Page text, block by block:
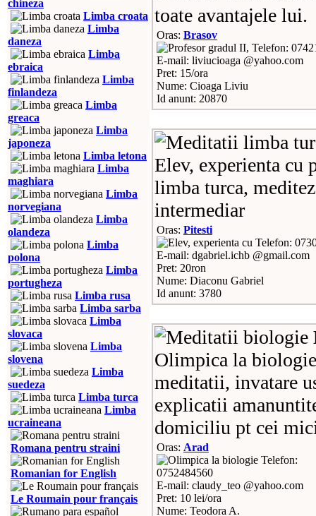
chineza
Limba croata
Limba
daneza
Limba
ebraica
Limba
finlandeza
Limba
greaca
Limba
japoneza
Limba letona
Limba
maghiara
Limba
norvegiana
Limba
olandeza
Limba
polona
Limba
portugheza
Limba rusa
Limba sarba
Limba
slovaca
Limba
slovena
Limba
suedeza
Limba turca
Limba
ucraineana
Romana pentru straini
Romanian for English
Le Roumain pour français
toate avantajele lui.
Oras: Brasov
Telefon:
E-mail: liviucioaga @yahoo.com
Pret: 15/ora
Nume: Cioaga Liviu
Id anunt: 20870
Elev, experienta
limba turca,
intermediar
Oras: Pitesti
Telefon:
E-mail: dgabriel.ichb @gmail.com
Pret: 20ron
Nume: Diaconu Gabriel
Id anunt: 3780
Olimpica la
meditatii, invatare
explicatii
domiciliu pt cei
Oras: Arad
Telefon:
0752484560
E-mail: claudy_teo @yahoo.com
Pret: 10 lei/ora
Nume: Teodora A.